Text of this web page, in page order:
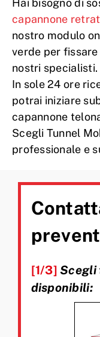
Hai bisogno di
capannone
nostro modulo
verde per
nostri specialisti.
In sole 24 ore
potrai iniziare
capannone
Scegli Tunnel
professionale e
[1/3] Scegli
disponibili: